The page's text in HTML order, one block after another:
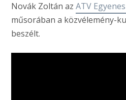
Novák Zoltán az ATV
műsorában a közvélemény-
beszélt.